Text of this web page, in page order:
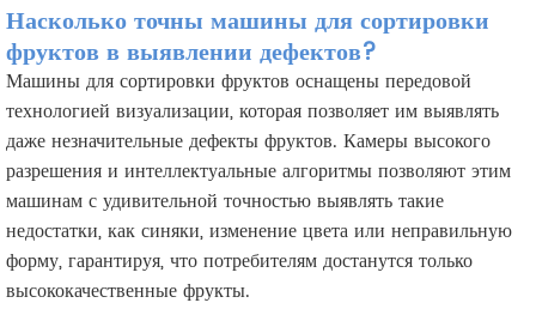
Насколько точны машины для сортировки
фруктов в выявлении дефектов?
Машины для сортировки фруктов оснащены передовой
технологией визуализации, которая позволяет им выявлять
даже незначительные дефекты фруктов. Камеры высокого
разрешения и интеллектуальные алгоритмы позволяют этим
машинам с удивительной точностью выявлять такие
недостатки, как синяки, изменение цвета или неправильную
форму, гарантируя, что потребителям достанутся только
высококачественные фрукты.